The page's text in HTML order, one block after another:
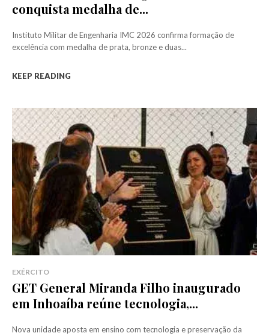
conquista medalha de...
Instituto Militar de Engenharia IMC 2026 confirma formação de
excelência com medalha de prata, bronze e duas...
KEEP READING
EXÉRCITO
GET General Miranda Filho inaugurado
em Inhoaíba reúne tecnologia,...
Nova unidade aposta em ensino com tecnologia e preservação da